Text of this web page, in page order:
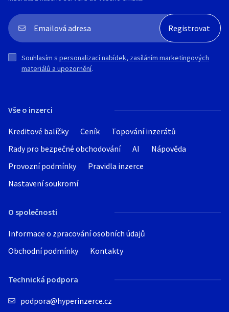
Vše o inzerci
Kreditové balíčky Ceník
Topování inzerátů
Rady pro bezpečné obchodování
AI
Nápověda
Provozní podmínky
Pravidla inzerce
Nastavení soukromí
O společnosti
Informace o zpracování osobních údajů
Obchodní podmínky
Kontakty
Technická podpora
podpora@hyperinzerce.cz
Souhlasím s personalizací nabídek, zasíláním marketingových
materiálů a upozornění.